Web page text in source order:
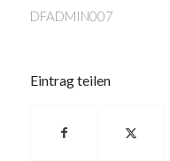
DFADMIN007
Eintrag teilen